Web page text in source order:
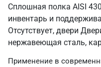
Сплошная полка AISI
инвентарь и
Отсутствует, двери
нержавеющая сталь,
Применение в